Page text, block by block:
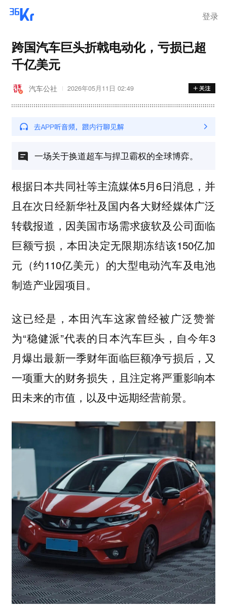
登录
跨国汽车巨头折戟电动化，亏损已超
千亿美元
汽车公社 2026年05月11日 02:49
一场关于换道超车与捍卫霸权的全球博弈。
根据日本共同社等主流媒体5月6日消息，并
且在次日经新华社及国内各大财经媒体广泛
转载报道，因美国市场需求疲软及公司面临
巨额亏损，本田决定无限期冻结该150亿加
元（约110亿美元）的大型电动汽车及电池
制造产业园项目。
这已经是，本田汽车这家曾经被广泛赞誉
为“稳健派”代表的日本汽车巨头，自今年3
月爆出最新一季财年面临巨额净亏损后，又
一项重大的财务损失，且注定将严重影响本
田未来的市值，以及中远期经营前景。